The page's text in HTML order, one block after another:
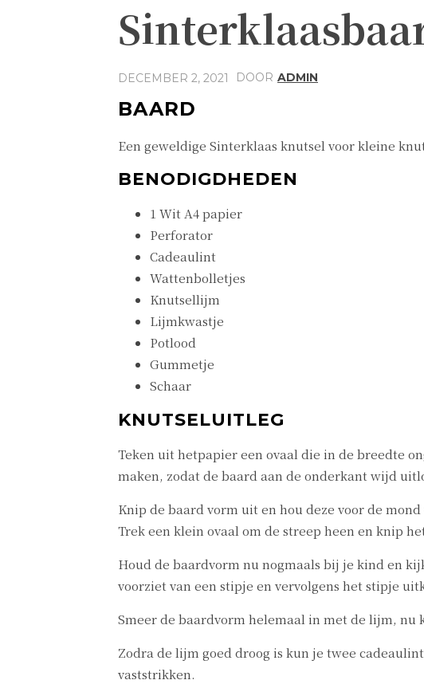
DECEMBER 2, 2021 DOOR ADMIN
BAARD
Een geweldige Sinterklaas knutsel voor kleine
BENODIGDHEDEN
1 Wit A4 papier
Perforator
Cadeaulint
Wattenbolletjes
Knutsellijm
Lijmkwastje
Potlood
Gummetje
Schaar
KNUTSELUITLEG
Teken uit hetpapier een ovaal die in de breedte
maken, zodat de baard aan de onderkant wijd
Knip de baard vorm uit en hou deze voor de
Trek een klein ovaal om de streep heen en knip
Houd de baardvorm nu nogmaals bij je kind en
voorziet van een stipje en vervolgens het stipje
Smeer de baardvorm helemaal in met de lijm,
Zodra de lijm goed droog is kun je twee
vaststrikken.